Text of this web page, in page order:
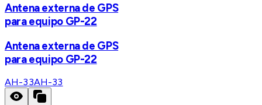
Antena externa de GPS
para equipo GP-22
Antena externa de GPS
para equipo GP-22
AH-33AH-33